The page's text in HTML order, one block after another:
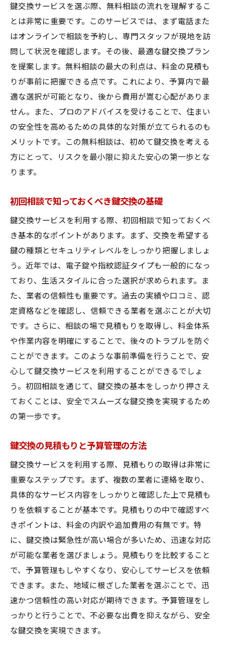
鍵交換サービスを選ぶ際、無料相談の流れを理解するこ
とは非常に重要です。このサービスでは、まず電話また
はオンラインで相談を予約し、専門スタッフが現地を訪
問して状況を確認します。その後、最適な鍵交換プラン
を提案します。無料相談の最大の利点は、料金の見積も
りが事前に把握できる点です。これにより、予算内で最
適な選択が可能となり、後から費用が嵩む心配がありま
せん。また、プロのアドバイスを受けることで、住まい
の安全性を高めるための具体的な対策が立てられるのも
メリットです。この無料相談は、初めて鍵交換を考える
方にとって、リスクを最小限に抑えた安心の第一歩とな
ります。
初回相談で知っておくべき鍵交換の基礎
鍵交換サービスを利用する際、初回相談で知っておくべ
き基本的なポイントがあります。まず、交換を希望する
鍵の種類とセキュリティレベルをしっかり把握しましょ
う。近年では、電子錠や指紋認証タイプも一般的になっ
ており、生活スタイルに合った選択が求められます。ま
た、業者の信頼性も重要です。過去の実績や口コミ、認
定資格などを確認し、信頼できる業者を選ぶことが大切
です。さらに、相談の場で見積もりを取得し、料金体系
や作業内容を明確にすることで、後々のトラブルを防ぐ
ことができます。このような事前準備を行うことで、安
心して鍵交換サービスを利用することができるでしょ
う。初回相談を通じて、鍵交換の基本をしっかり押さえ
ておくことは、安全でスムーズな鍵交換を実現するため
の第一歩です。
鍵交換の見積もりと予算管理の方法
鍵交換サービスを利用する際、見積もりの取得は非常に
重要なステップです。まず、複数の業者に連絡を取り、
具体的なサービス内容をしっかりと確認した上で見積も
りを依頼することが基本です。見積もりの中で確認すべ
きポイントは、料金の内訳や追加費用の有無です。特
に、鍵交換は緊急性が高い場合が多いため、迅速な対応
が可能な業者を選びましょう。見積もりを比較すること
で、予算管理もしやすくなり、安心してサービスを依頼
できます。また、地域に根ざした業者を選ぶことで、迅
速かつ信頼性の高い対応が期待できます。予算管理をし
っかりと行うことで、不必要な出費を抑えながら、安全
な鍵交換を実現できます。